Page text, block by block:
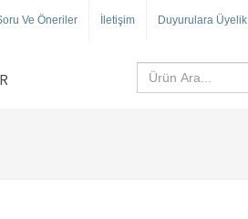
Ve Öneriler İletişim Duyurulara Üyelik